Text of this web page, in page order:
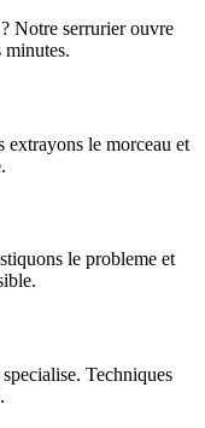
Notre serrurier ouvre
minutes.
extrayons le morceau et
le probleme et
Techniques